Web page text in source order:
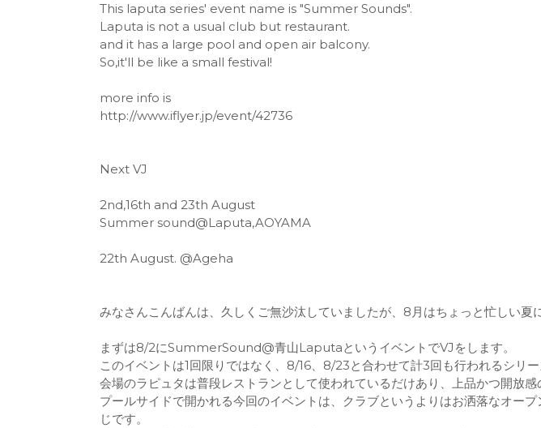
This laputa series' event name is "Summer Sounds".
Laputa is not a usual club but restaurant.
and it has a large pool and open air balcony.
So,it'll be like a small festival!
more info is
http://www.iflyer.jp/event/42736
Next VJ
2nd,16th and 23th August
Summer sound@Laputa,AOYAMA
22th August. @Ageha
みなさんこんばんは、久しくご無沙汰していましたが、8月はちょっと忙しい夏
まずは8/2にSummerSound@青山LaputaというイベントでVJをします。
このイベントは1回限りではなく、8/16、8/23と合わせて計3回も行われるシリー
会場のラピュタは普段レストランとして使われているだけあり、上品かつ開放感
プールサイドで開かれる今回のイベントは、クラブというよりはお洒落なオー
じです。